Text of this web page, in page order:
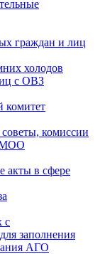
граждан и лиц
холодов
с ОВЗ
комитет
комиссии
МОО
акты в сфере
с
заполнения
АГО